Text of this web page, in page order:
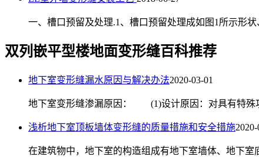
一、槽口预留及处理.1、槽口预留处理成如图1所示形
双列嵌平型楼地面变形缝百科推荐
地下室变形缝漏水原因与解决办法2020-03-01
地下室变形缝渗漏原因： (1)设计原因：对具有特殊
浅析地下室顶板墙体变形缝的质量措施和安全措施2020-
在建筑物中，地下室的构造组成有地下室墙体、地下